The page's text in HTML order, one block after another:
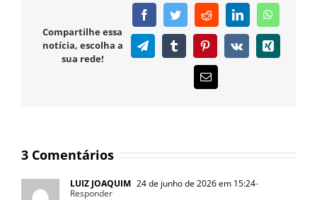
Compartilhe essa
notícia, escolha a
sua rede!
FacebookTwitterRedditLinkedIn
TelegramTumblr PinterestVk Xing
E-
mail
3 Comentários
LUIZ JOAQUIM 24 de junho de 2026 em 15:24-
Responder